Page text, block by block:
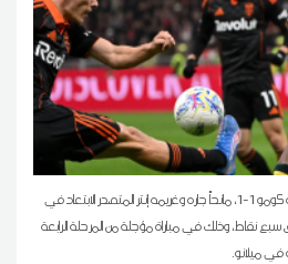
سقط ميلان في فخ التعادل أمام ضيفه كومو 1-1، مانحاً جاره وغريمه إنتر المتصدر الابتعاد في
سبع نقاط، وذلك في مباراة مؤجلة من المرحلة الرابعة
ميلانو.